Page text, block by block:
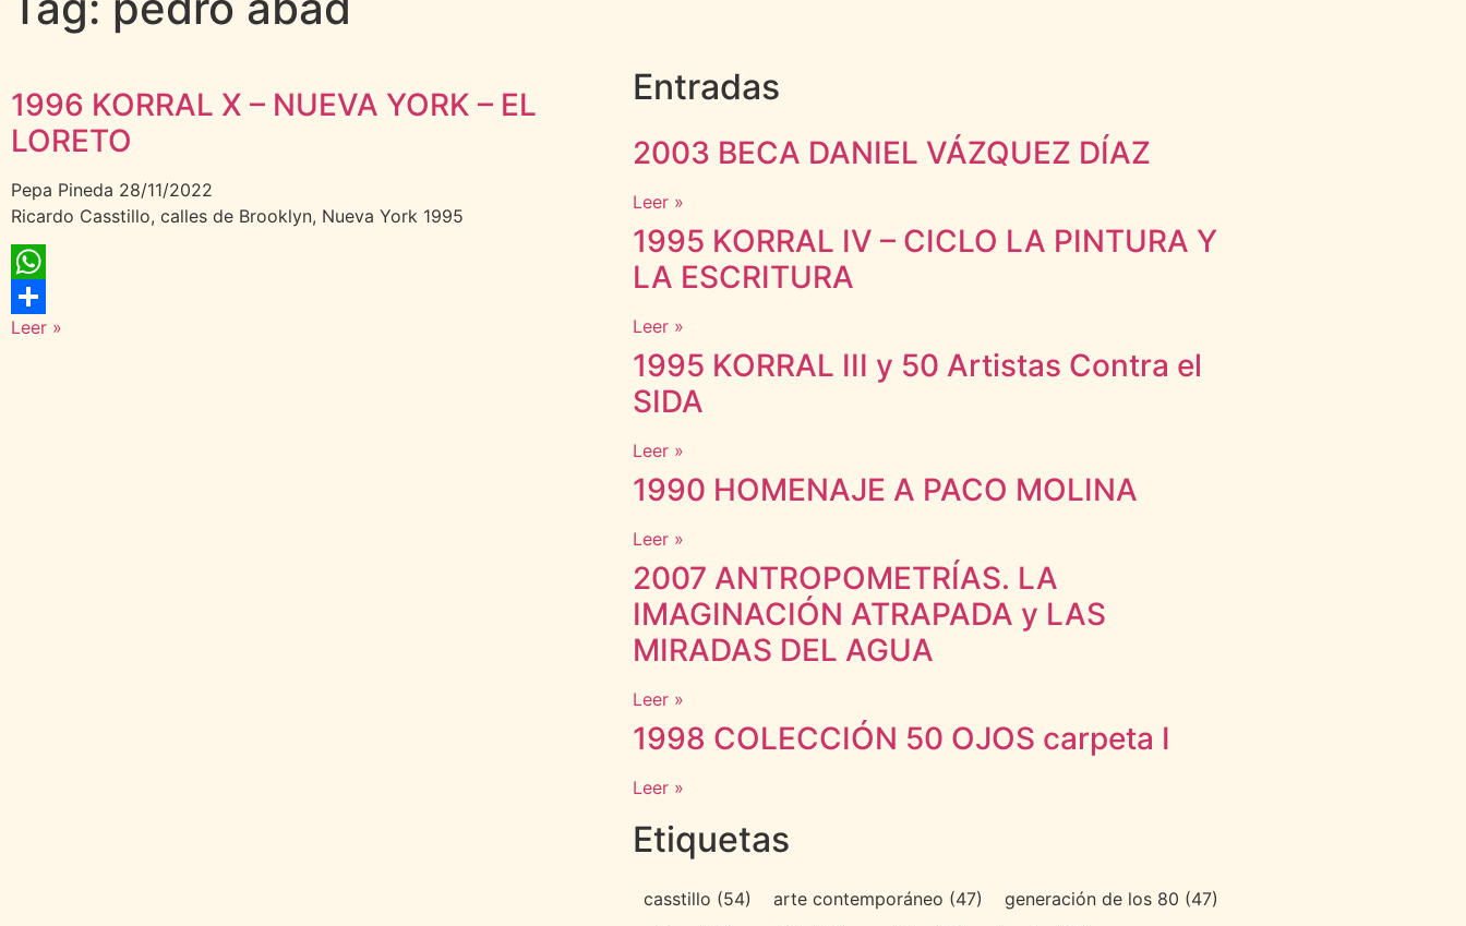
1996 KORRAL X – NUEVA YORK – EL
LORETO
Pepa Pineda 28/11/2022
Ricardo Casstillo, calles de Brooklyn, Nueva York 1995
WhatsApp
Compartir
Leer »
Entradas
2003 BECA DANIEL VÁZQUEZ DÍAZ
Leer »
1995 KORRAL IV – CICLO LA PINTURA Y
LA ESCRITURA
Leer »
1995 KORRAL III y 50 Artistas Contra el
SIDA
Leer »
1990 HOMENAJE A PACO MOLINA
Leer »
2007 ANTROPOMETRÍAS. LA
IMAGINACIÓN ATRAPADA y LAS
MIRADAS DEL AGUA
Leer »
1998 COLECCIÓN 50 OJOS carpeta I
Leer »
Etiquetas
casstillo (54) arte contemporáneo (47) generación de los 80 (47)